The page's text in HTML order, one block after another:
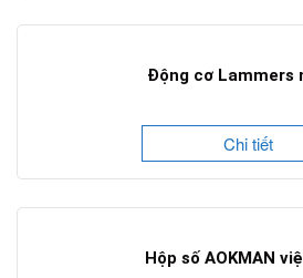
Động cơ Lammers
Chi tiết
Hộp số AOKMAN